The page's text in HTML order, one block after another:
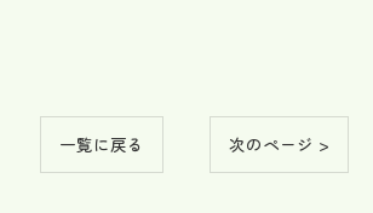
一覧に戻る 次のページ >